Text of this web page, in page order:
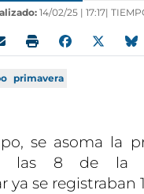
14/02/25 | 17:17|
primavera
se asoma la
las 8 de la
ya se registraban